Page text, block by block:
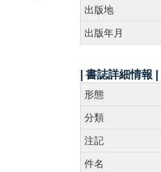
出版地
出版年月
| 書誌詳細情報 |
形態
分類
注記
件名